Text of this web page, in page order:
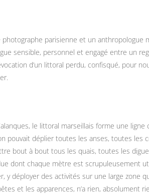
parisienne et un anthropologue
sensible, personnel et engagé entre un
d’un littoral perdu, confisqué, pour
le littoral marseillais forme une
pouvait déplier toutes les anses, toutes les
bout à bout tous les quais, toutes les
dont chaque mètre est scrupuleusement
y déployer des activités sur une large zone
et les apparences, n’a rien, absolument